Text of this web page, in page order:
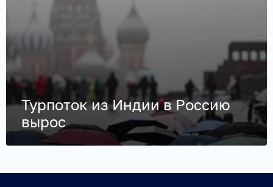
Турпоток из Индии в Россию
вырос